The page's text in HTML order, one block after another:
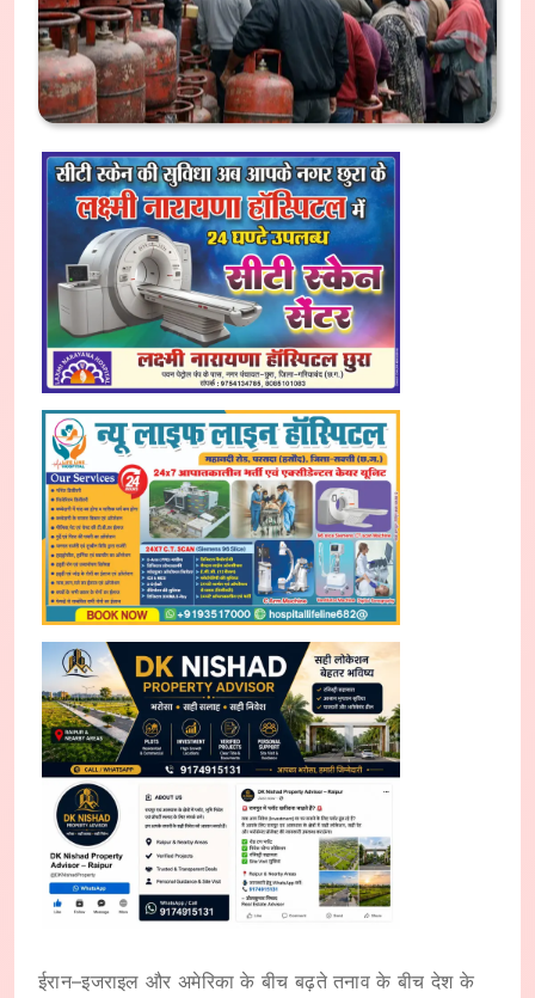
ईरान–इजराइल और अमेरिका के बीच बढ़ते तनाव के बीच देश के